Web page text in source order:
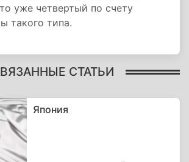
уже четвертый по счету
такого типа.
СТАТЬИ
Япония